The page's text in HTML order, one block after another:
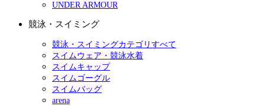
UNDER ARMOUR
競泳・スイミング
競泳・スイミングカテゴリすべて
スイムウェア・競泳水着
スイムキャップ
スイムゴーグル
スイムバッグ
arena